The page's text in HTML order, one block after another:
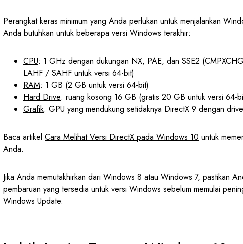
Perangkat keras minimum yang Anda perlukan untuk menjalankan
Anda butuhkan untuk beberapa versi Windows terakhir:
CPU: 1 GHz dengan dukungan NX, PAE, dan SSE2
LAHF / SAHF untuk versi 64-bit)
RAM: 1 GB (2 GB untuk versi 64-bit)
Hard Drive: ruang kosong 16 GB (gratis 20 GB untuk versi 64-
Grafik: GPU yang mendukung setidaknya DirectX 9 dengan
Baca artikel Cara Melihat Versi DirectX pada Windows 10 untuk
Anda.
Jika Anda memutakhirkan dari Windows 8 atau Windows 7, pastikan
pembaruan yang tersedia untuk versi Windows sebelum memulai
Windows Update.